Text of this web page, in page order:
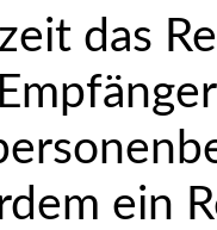
das
ein